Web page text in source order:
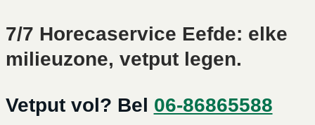
7/7 Horecaservice Eefde: elke
milieuzone, vetput legen.
Vetput vol? Bel 06-86865588